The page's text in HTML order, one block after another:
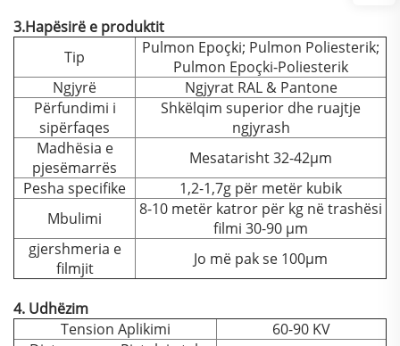
3.Hapësirë e produktit
Tip
Pulmon Epoçki; Pulmon Poliesterik;
Pulmon Epoçki-Poliesterik
Ngjyrë
Ngjyrat RAL & Pantone
Përfundimi i
sipërfaqes
Shkëlqim superior dhe ruajtje
ngjyrash
Madhësia e
pjesëmarrës
Mesatarisht 32-42μm
Pesha specifike
1,2-1,7g për metër kubik
Mbulimi
8-10 metër katror për kg në trashësi
filmi 30-90 μm
gjershmeria e
filmjit
Jo më pak se 100μm
4. Udhëzim
Tension Aplikimi
60-90 KV